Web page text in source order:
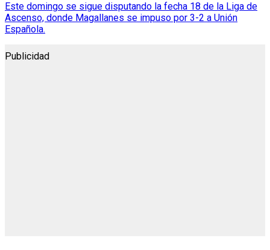
Este domingo se sigue disputando la fecha 18 de la Liga de
Ascenso, donde Magallanes se impuso por 3-2 a Unión
Española.
Publicidad